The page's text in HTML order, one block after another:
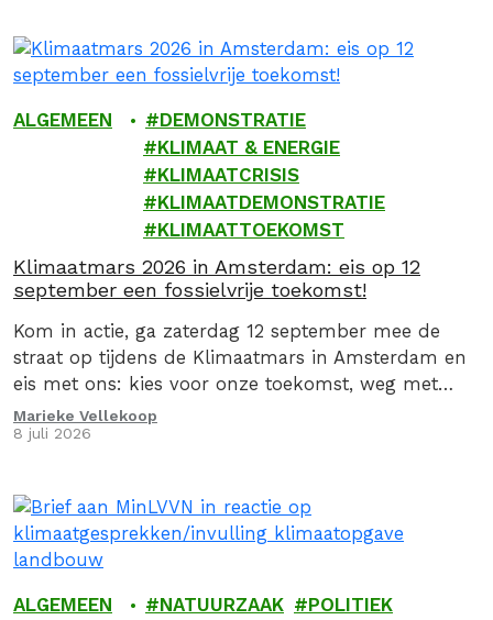
ALGEMEEN
DEMONSTRATIE
KLIMAAT & ENERGIE
KLIMAATCRISIS
KLIMAATDEMONSTRATIE
KLIMAATTOEKOMST
Klimaatmars 2026 in Amsterdam: eis op 12
september een fossielvrije toekomst!
Kom in actie, ga zaterdag 12 september mee de
straat op tijdens de Klimaatmars in Amsterdam en
eis met ons: kies voor onze toekomst, weg met
fossiel!
Marieke Vellekoop
8 juli 2026
ALGEMEEN NATUURZAAK
POLITIEK